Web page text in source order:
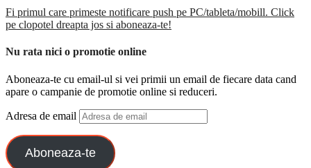
Fi primul care primeste notificare push pe PC/tableta/mobill. Click
pe clopotel dreapta jos si aboneaza-te!
Nu rata nici o promotie online
Aboneaza-te cu email-ul si vei primii un email de fiecare data cand
apare o campanie de promotie online si reduceri.
Adresa de email
Aboneaza-te